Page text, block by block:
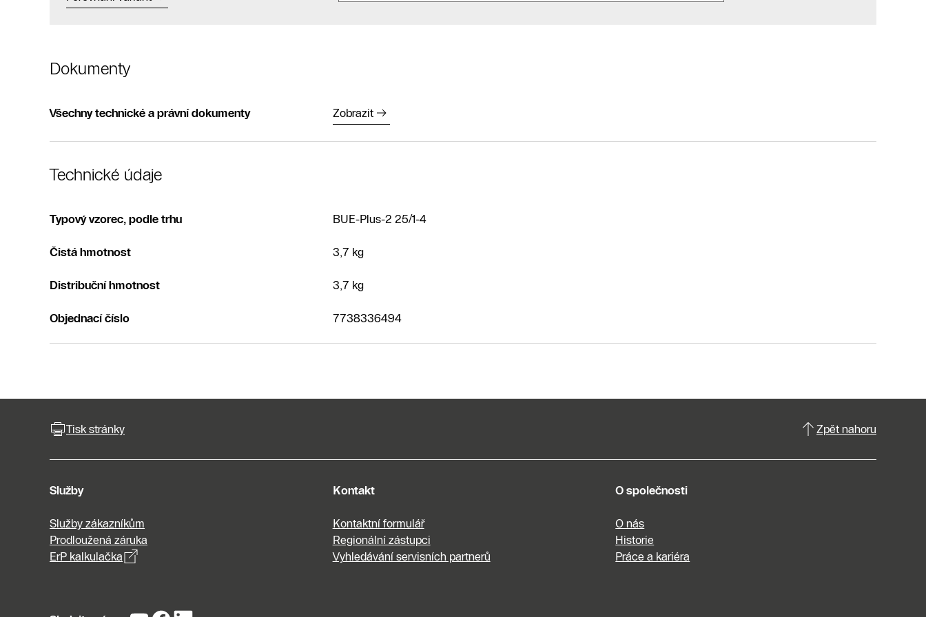
Dokumenty
Všechny technické a právní dokumenty Zobrazit
Technické údaje
Typový vzorec, podle trhu BUE-Plus-2 25/1-4
Čistá hmotnost 3,7 kg
Distribuční hmotnost 3,7 kg
Objednací číslo 7738336494
Tisk stránky Zpět nahoru
Služby
Služby zákazníkům
Prodloužená záruka
ErP kalkulačka
Kontakt
Kontaktní formulář
Regionální zástupci
Vyhledávání servisních partnerů
O společnosti
O nás
Historie
Práce a kariéra